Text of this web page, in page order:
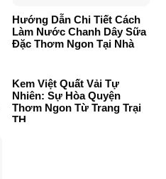
Hướng Dẫn Chi Tiết Cách
Làm Nước Chanh Dây Sữa
Đặc Thơm Ngon Tại Nhà
Kem Việt Quất Vải Tự
Nhiên: Sự Hòa Quyện
Thơm Ngon Từ Trang Trại
TH